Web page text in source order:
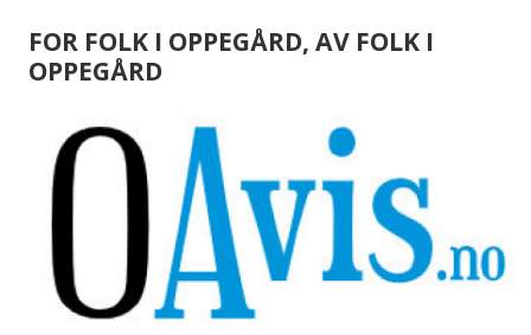
FOR FOLK I OPPEGÅRD, AV FOLK I
OPPEGÅRD